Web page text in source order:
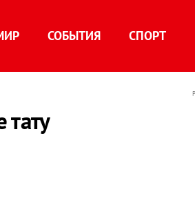
СОБЫТИЯ СПОРТ